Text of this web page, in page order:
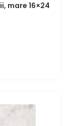
mare 16×24